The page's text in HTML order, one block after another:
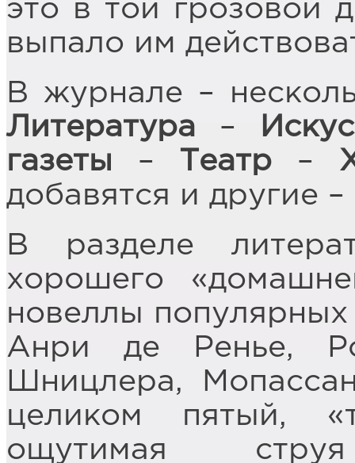
это в той грозовой
выпало им
В журнале –
Литература –
газеты – Театр –
добавятся и другие
В разделе
хорошего
новеллы популярных
Анри де Ренье,
Шницлера,
целиком пятый,
ощутимая струя